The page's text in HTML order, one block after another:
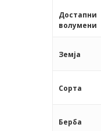
Достапни
волумени
Земја
Сорта
Берба